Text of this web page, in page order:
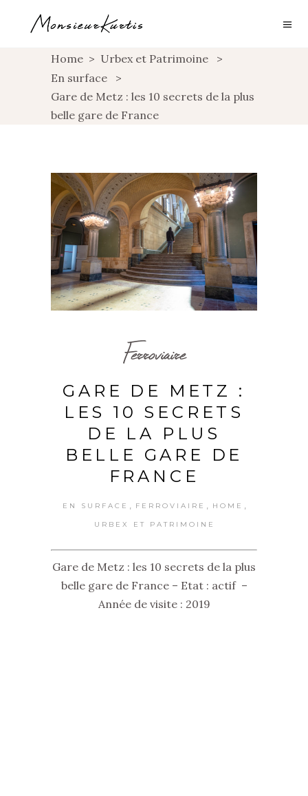
Home > Urbex et Patrimoine
>
En surface
>
Gare de Metz : les 10 secrets de la plus
belle gare de France
Ferroviaire
GARE DE METZ :
LES 10 SECRETS
DE LA PLUS
BELLE GARE DE
FRANCE
EN SURFACE FERROVIAIRE HOME
URBEX ET PATRIMOINE
Gare de Metz : les 10 secrets de la plus
belle gare de France – Etat : actif –
Année de visite : 2019